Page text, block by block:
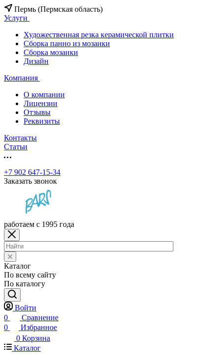
Пермь (Пермская область)
Услуги
Художественная резка керамической плитки
Сборка панно из мозаики
Сборка мозаики
Дизайн
Компания
О компании
Лицензии
Отзывы
Реквизиты
Контакты
Статьи
+7 902 647-15-34
Заказать звонок
работаем с 1995 года
Каталог
По всему сайту
По каталогу
Войти
0
Сравнение
0
Избранное
0 Корзина
Каталог